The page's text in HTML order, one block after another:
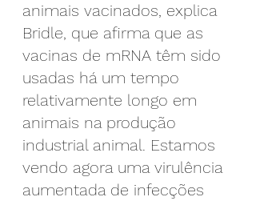
animais vacinados, explica
Bridle, que afirma que as
vacinas de mRNA têm sido
usadas há um tempo
relativamente longo em
animais na produção
industrial animal. Estamos
vendo agora uma virulência
aumentada de infecções